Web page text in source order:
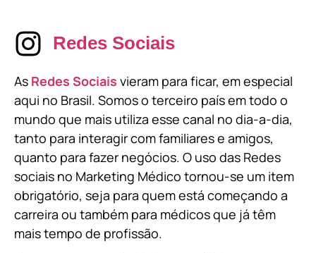
Redes Sociais
As Redes Sociais vieram para ficar, em especial
aqui no Brasil. Somos o terceiro país em todo o
mundo que mais utiliza esse canal no dia-a-dia,
tanto para interagir com familiares e amigos,
quanto para fazer negócios. O uso das Redes
sociais no Marketing Médico tornou-se um item
obrigatório, seja para quem está começando a
carreira ou também para médicos que já têm
mais tempo de profissão.